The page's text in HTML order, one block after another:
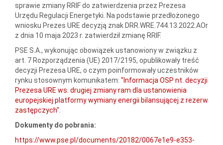
sprawie zmiany RRIF do zatwierdzenia przez Prezesa
Urzędu Regulacji Energetyki. Na podstawie przedłożonego
wniosku Prezes URE decyzją znak DRR.WRE.744.13.2022.AOr
z dnia 10 maja 2023 r. zatwierdził zmianę RRIF.
PSE S.A., wykonując obowiązek ustanowiony w związku z
art. 7 Rozporządzenia (UE) 2017/2195, opublikowały treść
decyzji Prezesa URE, o czym poinformowały uczestników
rynku stosownym komunikatem: "Informacja OSP nt. decyzji
Prezesa URE ws. drugiej zmiany ram dla ustanowienia
europejskiej platformy wymiany energii bilansującej z rezerw
zastępczych"
Dokumenty do pobrania:
https://www.pse.pl/documents/20182/0067e1e9-e353-